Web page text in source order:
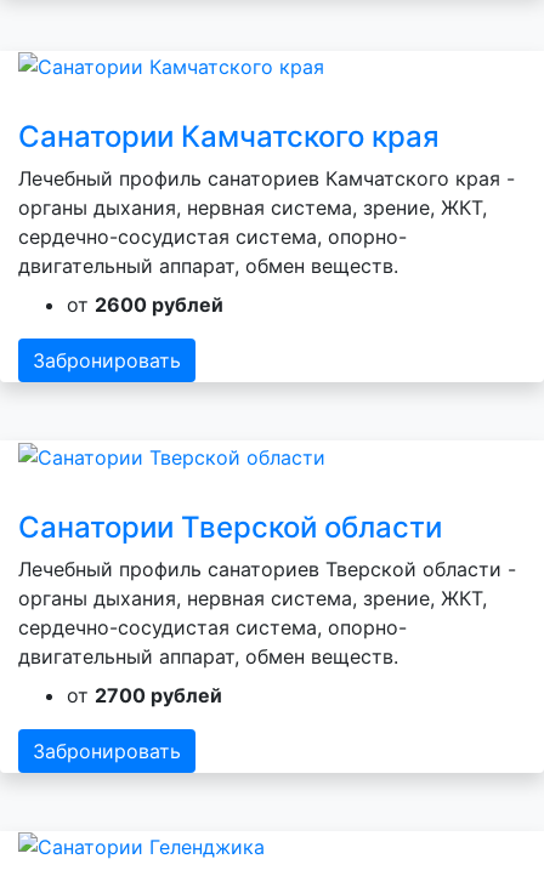
Санатории Камчатского края
Лечебный профиль санаториев Камчатского края -
органы дыхания, нервная система, зрение, ЖКТ,
сердечно-сосудистая система, опорно-
двигательный аппарат, обмен веществ.
от 2600 рублей
Забронировать
Санатории Тверской области
Лечебный профиль санаториев Тверской области -
органы дыхания, нервная система, зрение, ЖКТ,
сердечно-сосудистая система, опорно-
двигательный аппарат, обмен веществ.
от 2700 рублей
Забронировать